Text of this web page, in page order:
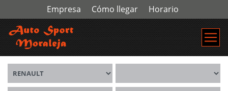
Empresa Cómo llegar Horario
Marca